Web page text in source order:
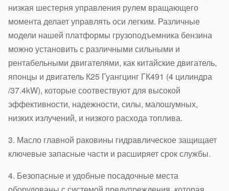
низкая шестерня управления рулем вращающего
момента делает управлять оси легким. Различные
модели нашей платформы грузоподъемника бензина
можно установить с различными сильными и
рентабельными двигателями, как китайские двигатель,
японцы и двигатель К25 Гуангцинг ГК491 (4 цилиндра
/37.4kW), которые соотвествуют для высокой
эффективности, надежности, силы, малошумных,
низких излучений, и низкого расхода топлива.
3. Масло главной раковины гидравлическое защищает
ключевые запасные части и расширяет срок службы.
4. Безопасные и удобные посадочные места